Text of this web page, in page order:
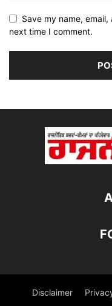
Save my name,
next time I comment.
Disclaimer